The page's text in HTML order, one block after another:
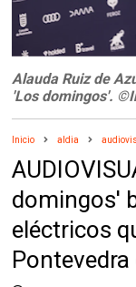
Alauda Ruiz de
'Los domingos'.
Inicio aldia
domingos'
eléctricos